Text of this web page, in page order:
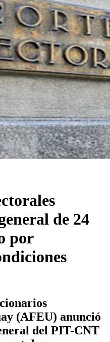
de 24
por
(AFEU) anunció
del PIT-CNT